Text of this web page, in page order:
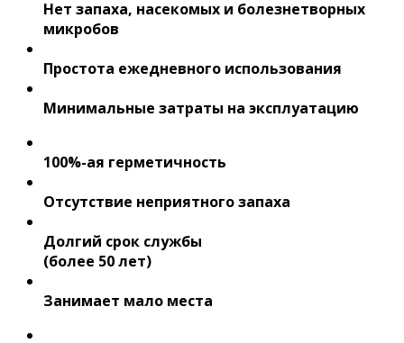
Нет запаха, насекомых и болезнетворных
микробов
Простота ежедневного использования
Минимальные затраты на эксплуатацию
100%-ая герметичность
Отсутствие неприятного запаха
Долгий срок службы
(более 50 лет)
Занимает мало места